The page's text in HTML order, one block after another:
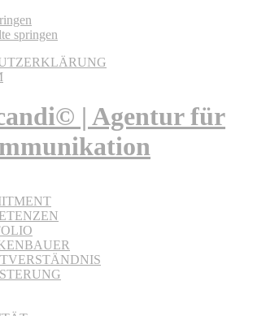
springen
| Agentur für